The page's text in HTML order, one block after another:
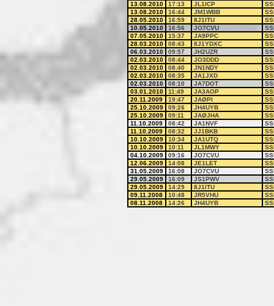
13.08.2010 17:13 JL1ICP
13.08.2010
16:44 JM1WBB
28.05.2010
16:59 8J1ITU
10.05.2010
16:56 JO7CVU
07.05.2010
15:37 JA9PPC
28.03.2010
08:43 8J1YDXC
06.03.2010
09:57 JH2UZR
02.03.2010
08:44 JO3DDD
02.03.2010
08:40 JN1NDY
02.03.2010
08:35 JA1JXD
02.03.2010
08:10 JA7DOT
03.01.2010
11:49 JA3AOP
20.11.2009
19:47 JAØPI
25.10.2009
09:26 JH4UYB
25.10.2009
09:11 JAØJHA
11.10.2009
08:42 JA1NVF
11.10.2009
08:32 JJ1BKB
10.10.2009
10:34 JA1UTQ
10.10.2009
10:11 JL1MWY
04.10.2009
09:16 JO7CVU
12.06.2009
14:08 JE1LET
31.05.2009
16:08 JO7CVU
29.05.2009
16:09 JS1PWV
29.05.2009
14:29 8J1ITU
09.11.2008
10:48 JR5VHU
08.11.2008
14:26 JH4UYB